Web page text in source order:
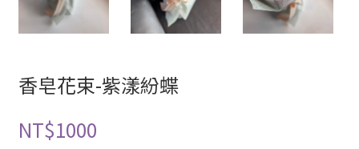
香皂花束-紫漾紛蝶
NT$1000